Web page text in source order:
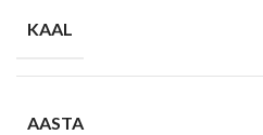
KAAL
AASTA